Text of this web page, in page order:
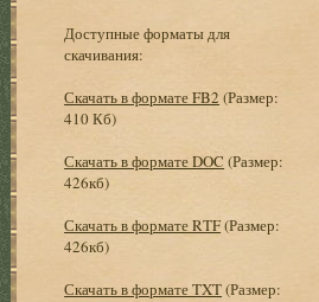
Доступные форматы для
скачивания:
Скачать в формате FB2 (Размер:
410 Кб)
Скачать в формате DOC (Размер:
426кб)
Скачать в формате RTF(Размер:
426кб)
Скачать в формате TXT(Размер: